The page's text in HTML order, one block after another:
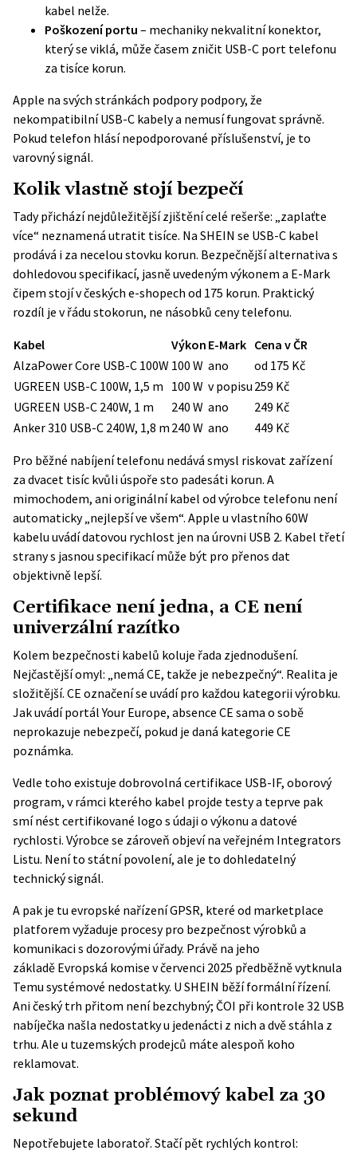
kabel nelže.
Poškození portu – mechaniky nekvalitní konektor,
který se viklá, může časem zničit USB-C port telefonu
za tisíce korun.
Apple na svých stránkách podpory podpory, že
nekompatibilní USB-C kabely a nemusí fungovat správně.
Pokud telefon hlásí nepodporované příslušenství, je to
varovný signál.
Kolik vlastně stojí bezpečí
Tady přichází nejdůležitější zjištění celé rešerše: „zaplaťte
více“ neznamená utratit tisíce. Na SHEIN se USB-C kabel
prodává i za necelou stovku korun. Bezpečnější alternativa s
dohledovou specifikací, jasně uvedeným výkonem a E-Mark
čipem stojí v českých e-shopech od 175 korun. Praktický
rozdíl je v řádu stokorun, ne násobků ceny telefonu.
Kabel Výkon E-Mark Cena v ČR
AlzaPower Core USB-C 100W 100 W ano
od 175 Kč
UGREEN USB-C 100W, 1,5 m 100 W v popisu 259 Kč
UGREEN USB-C 240W, 1 m
240 W ano
249 Kč
Anker 310 USB-C 240W, 1,8 m 240 W ano 449 Kč
Pro běžné nabíjení telefonu nedává smysl riskovat zařízení
za dvacet tisíc kvůli úspoře sto padesáti korun. A
mimochodem, ani originální kabel od výrobce telefonu není
automaticky „nejlepší ve všem“. Apple u vlastního 60W
kabelu uvádí datovou rychlost jen na úrovni USB 2. Kabel třetí
strany s jasnou specifikací může být pro přenos dat
objektivně lepší.
Certifikace není jedna, a CE není
univerzální razítko
Kolem bezpečnosti kabelů koluje řada zjednodušení.
Nejčastější omyl: „nemá CE, takže je nebezpečný“. Realita je
složitější. CE označení se uvádí pro každou kategorii výrobku.
Jak uvádí portálYour Europe, absence CE sama o sobě
neprokazuje nebezpečí, pokud je daná kategorie CE
poznámka.
Vedle toho existuje dobrovolná certifikace USB-IF, oborový
program, v rámci kterého kabel projde testy a teprve pak
smí nést certifikované logo s údaji o výkonu a datové
rychlosti. Výrobce se zároveň objeví na veřejném Integrators
Listu. Není to státní povolení, ale je to dohledatelný
technický signál.
A pak je tu evropské nařízení GPSR, které od marketplace
platforem vyžaduje procesy pro bezpečnost výrobků a
komunikaci s dozorovými úřady. Právě na jeho
základě Evropská komise v červenci 2025 předběžně vytknula
Temu systémové nedostatky. U SHEIN běží formální řízení.
Ani český trh přitom není bezchybný; ČOI při kontrole 32 USB
nabíječka našla nedostatky u jedenácti z nich a dvě stáhla z
trhu. Ale u tuzemských prodejců máte alespoň koho
reklamovat.
Jak poznat problémový kabel za 30
sekund
Nepotřebujete laboratoř. Stačí pět rychlých kontrol: